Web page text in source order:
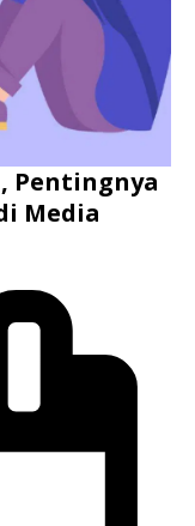
Pentingnya
Media